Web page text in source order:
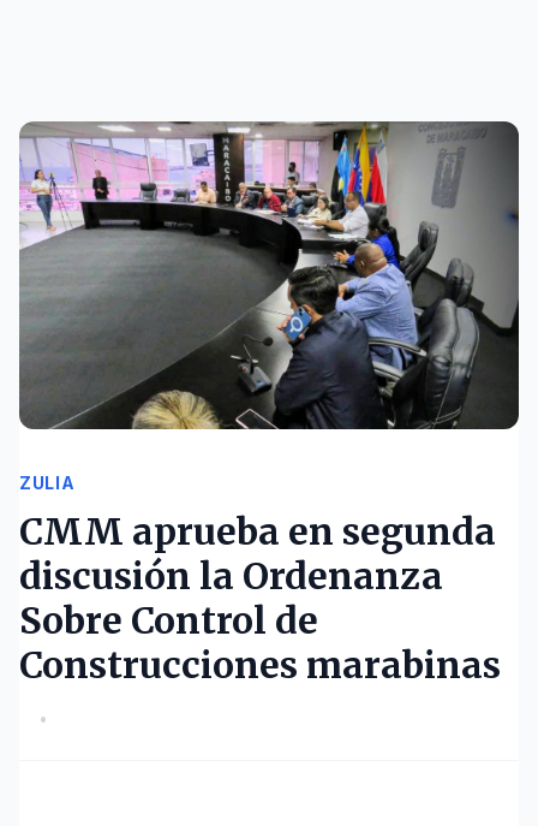
ZULIA
CMM aprueba en segunda
discusión la Ordenanza
Sobre Control de
Construcciones marabinas
•